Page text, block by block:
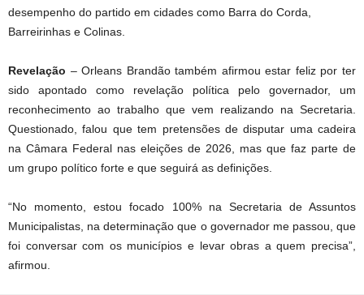
desempenho do partido em cidades como Barra do Corda,
Barreirinhas e Colinas.
Revelação – Orleans Brandão também afirmou estar feliz por ter
sido apontado como revelação política pelo governador, um
reconhecimento ao trabalho que vem realizando na Secretaria.
Questionado, falou que tem pretensões de disputar uma cadeira
na Câmara Federal nas eleições de 2026, mas que faz parte de
um grupo político forte e que seguirá as definições.
“No momento, estou focado 100% na Secretaria de Assuntos
Municipalistas, na determinação que o governador me passou, que
foi conversar com os municípios e levar obras a quem precisa”,
afirmou.